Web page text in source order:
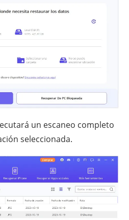
un escaneo completo
seleccionada.